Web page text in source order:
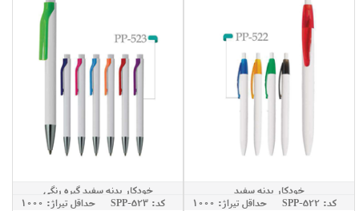
خودکار بدنه سفید
کد: SPP-522
حداقل تيراژ: 1000
خودکار بدنه سفید گیره رنگی
کد: SPP-523
حداقل تيراژ: 1000